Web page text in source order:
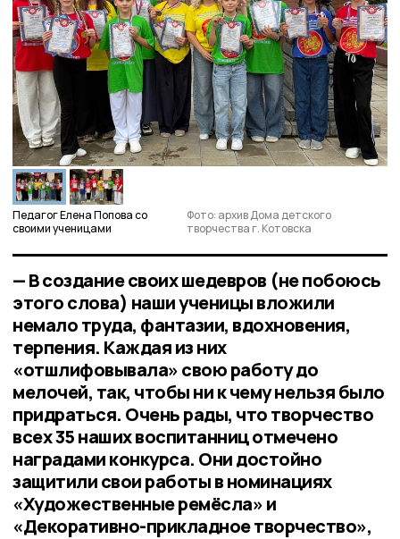
Педагог Елена Попова со
своими ученицами
Фото: архив Дома детского
творчества г. Котовска
— В создание своих шедевров (не побоюсь
этого слова) наши ученицы вложили
немало труда, фантазии, вдохновения,
терпения. Каждая из них
«отшлифовывала» свою работу до
мелочей, так, чтобы ни к чему нельзя было
придраться. Очень рады, что творчество
всех 35 наших воспитанниц отмечено
наградами конкурса. Они достойно
защитили свои работы в номинациях
«Художественные ремёсла» и
«Декоративно-прикладное творчество»,